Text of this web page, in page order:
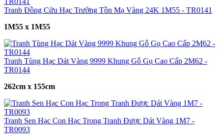
Tranh Đồng Cửu Hạc Trường Tồn Mạ Vàng 24K 1M55 - TR0141
1M55 x 1M55
Tranh Tùng Hạc Dát Vàng 9999 Khung Gỗ Gụ Cao Cấp 2M62 -
TR0144
262cm x 155cm
Tranh Sen Hạc Con Hạc Trong Tranh Được Dát Vàng 1M7 -
TR0093